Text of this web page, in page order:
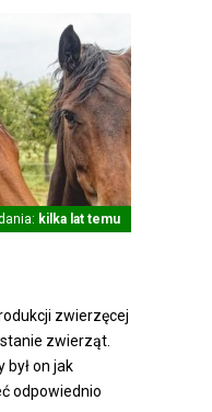
kilka lat temu
zwierzęcej
zwierząt.
był on jak
odpowiednio